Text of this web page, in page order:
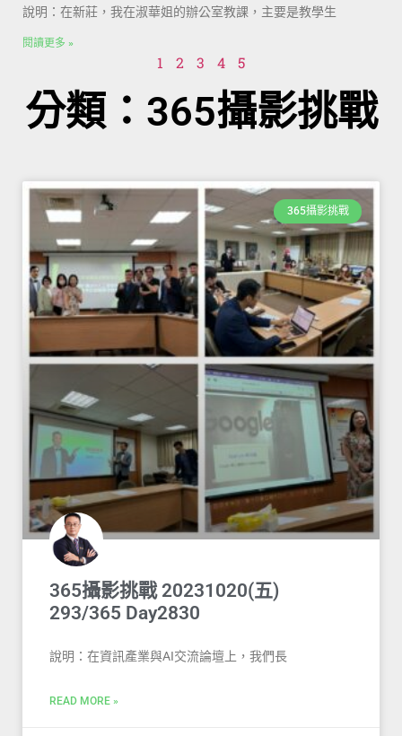
說明：在新莊，我在淑華姐的辦公室教課，主要是教學生
閱讀更多 »
1 2 3 4 5
分類：365攝影挑戰
365攝影挑戰
365攝影挑戰 20231020(五)
293/365 Day2830
說明：在資訊產業與AI交流論壇上，我們長
READ MORE »